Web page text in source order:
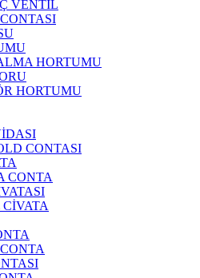
VENTİL
HORTUMU
HORTUMU
CONTASI
CONTA